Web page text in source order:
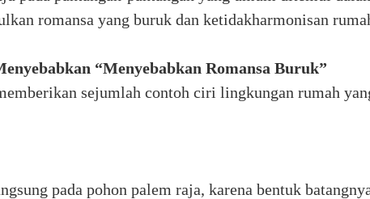
romansa yang buruk dan ketidakharmonisan
“Menyebabkan Romansa Buruk”
sejumlah contoh ciri lingkungan rumah
pada pohon palem raja, karena bentuk